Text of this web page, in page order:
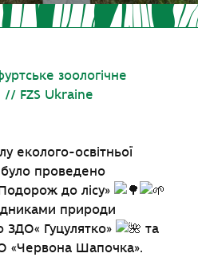
зоологічне
// FZS Ukraine
еколого-освітньої
було проведено
до лісу»
природи
ЗДО« Гуцулятко»
та
«Червона Шапочка».